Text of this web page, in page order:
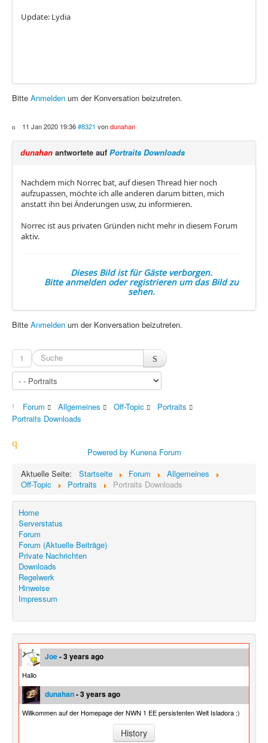
Update: Lydia
Bitte Anmelden um der Konversation beizutreten.
11 Jan 2020 19:36#8321 vondunahan
dunahan antwortete auf Portraits Downloads
Nachdem mich Norrec bat, auf diesen Thread hier noch
aufzupassen, möchte ich alle anderen darum bitten, mich
anstatt ihn bei Änderungen usw, zu informieren.
Norrec ist aus privaten Gründen nicht mehr in diesem Forum
aktiv.
Dieses Bild ist für Gäste verborgen.
Bitte anmelden oder registrieren um das Bild zu
sehen.
Bitte Anmelden um der Konversation beizutreten.
1
Forum Allgemeines Off-Topic
Portraits
Portraits Downloads
Powered by Kunena Forum
Aktuelle Seite:
Startseite Forum
Allgemeines
Off-Topic
Portraits Portraits Downloads
Home
Serverstatus
Forum
Forum (Aktuelle Beiträge)
Private Nachrichten
Downloads
Regelwerk
Hinweise
Impressum
Joe- 3 years ago
Hallo
dunahan- 3 years ago
Willkommen auf der Homepage der NWN 1 EE persistenten Welt Isladora :)
History